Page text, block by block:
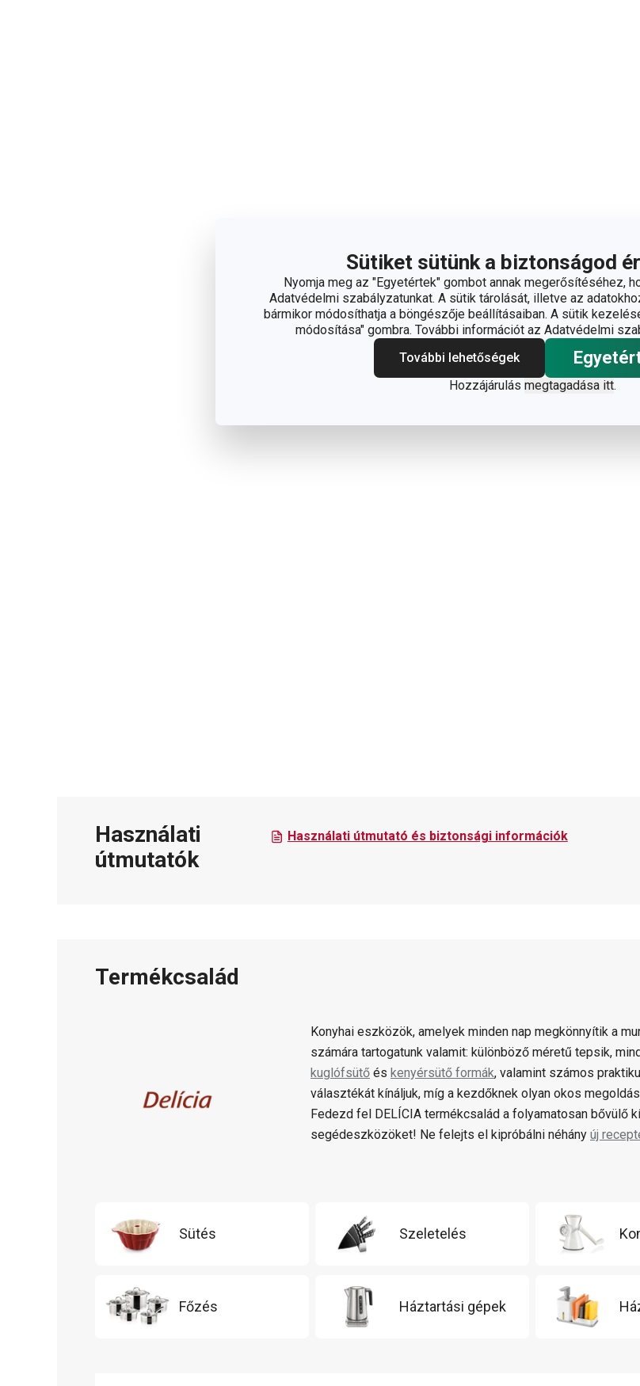
Sütiket sütünk a biztonságod
Nyomja meg az "Egyetértek" gombot annak megerősítéséhez,
Adatvédelmi szabályzatunkat. A sütik tárolását, illetve az
bármikor módosíthatja a böngészője beállításaiban. A sütik
módosítása" gombra. További információt az Adatvédelmi
További lehetőségek
Hozzájárulás megtagadása itt.
Használati
útmutatók
Használati útmutató és biztonsági információk
Termékcsalád
Konyhai eszközök, amelyek minden nap megkönnyítik a
számára tartogatunk valamit: különböző méretű tepsik,
kuglófsütő és kenyérsütő formák, valamint számos
választékát kínáljuk, míg a kezdőknek olyan okos
Fedezd fel DELÍCIA termékcsalád a folyamatosan bővülő
segédeszközöket! Ne felejts el kipróbálni néhány új
Sütés Szeletelés
Főzés Háztartási gépek